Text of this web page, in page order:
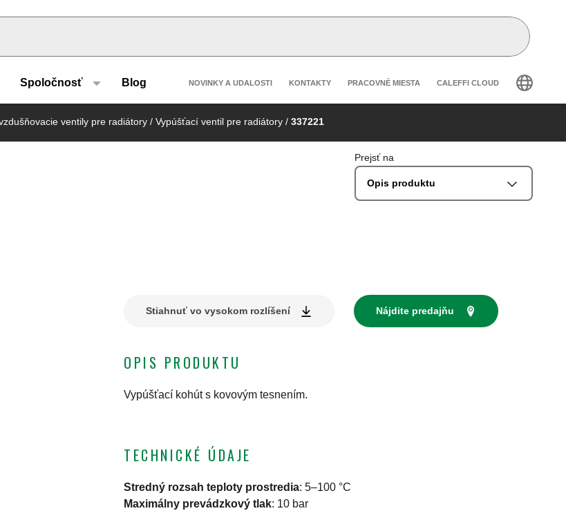
Spoločnosť Blog Header secondary navigation
NOVINKY A UDALOSTI KONTAKTY PRACOVNÉ MIESTA CALEFFI CLOUD
ventily pre radiátory / Vypúšťací ventil pre radiátory / 337221
Prejsť na
Opis produktu
Stiahnuť vo vysokom rozlíšení Nájdite predajňu
OPIS PRODUKTU
Vypúšťací kohút s kovovým tesnením.
TECHNICKÉ ÚDAJE
Stredný rozsah teploty prostredia: 5–100 °C
Maximálny prevádzkový tlak: 10 bar